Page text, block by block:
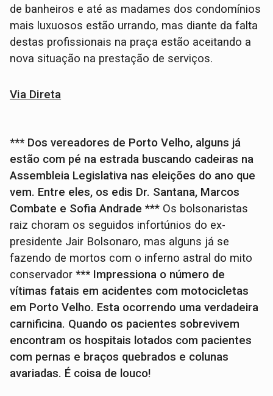
de banheiros e até as madames dos condomínios
mais luxuosos estão urrando, mas diante da falta
destas profissionais na praça estão aceitando a
nova situação na prestação de serviços.
Via Direta
*** Dos vereadores de Porto Velho, alguns já
estão com pé na estrada buscando cadeiras na
Assembleia Legislativa nas eleições do ano que
vem. Entre eles, os edis Dr. Santana, Marcos
Combate e Sofia Andrade*** Os bolsonaristas
raiz choram os seguidos infortúnios do ex-
presidente Jair Bolsonaro, mas alguns já se
fazendo de mortos com o inferno astral do mito
conservador*** Impressiona o número de
vítimas fatais em acidentes com motocicletas
em Porto Velho. Esta ocorrendo uma verdadeira
carnificina. Quando os pacientes sobrevivem
encontram os hospitais lotados com pacientes
com pernas e braços quebrados e colunas
avariadas. É coisa de louco!